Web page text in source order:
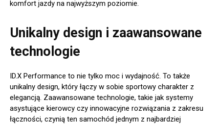
komfort jazdy na najwyższym poziomie.
Unikalny design i zaawansowane
technologie
ID.X Performance to nie tylko moc i wydajność. To także
unikalny design, który łączy w sobie sportowy charakter z
elegancją. Zaawansowane technologie, takie jak systemy
asystujące kierowcy czy innowacyjne rozwiązania z zakresu
łączności, czynią ten samochód jednym z najbardziej